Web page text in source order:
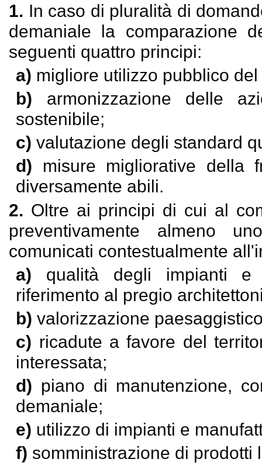
1. In caso di pluralità di
demaniale la comparazione
seguenti quattro principi:
a) migliore utilizzo pubblico
b) armonizzazione delle
sostenibile;
c)valutazione degli standard
d) misure migliorative della
diversamente abili.
2. Oltre ai principi di cui al
preventivamente almeno
comunicati contestualmente
a) qualità degli impianti e
riferimento al pregio
b)valorizzazione
c) ricadute a favore del
interessata;
d) piano di manutenzione,
demaniale;
e) utilizzo di impianti e
f) somministrazione di prodotti